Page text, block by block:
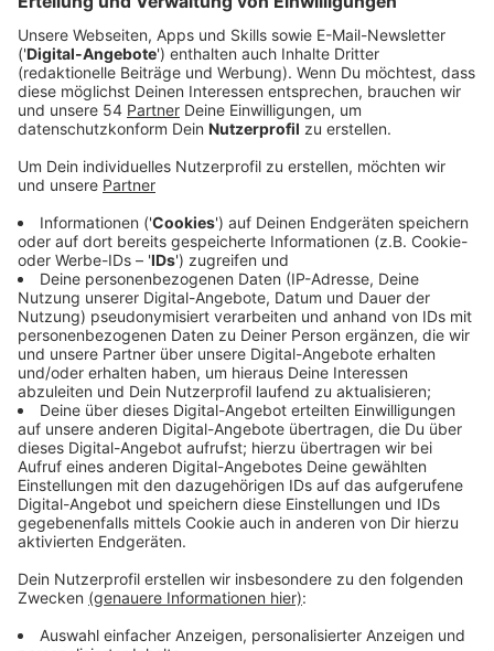
Mit dem neuen Song will die Band nach vorne blicken.
Es geht um die Schönheit des Neubeginns nach dem
Grau der letzten Wochen, Monate und Jahre. Über das
Gefühl, sich umarmen und gar nicht mehr loslassen zu
Entstanden ist der Song im Frühling 2022. "Wir als
positiv nach vorne geschaut hat", erzählt Sängerin
Stefanie Kloß. "Zu Beginn der Pandemie haben wir die
Wäbshow auf die Beine gestellt, live aus dem
Proberaum gesendet und so den Kontakt zu den Fans
gehalten. Jetzt, wo es wieder losgeht, merkt man,
dass es bei all diesen technischen Möglichkeiten, die
es heute gibt, immer noch ein ganz anderes Gefühl ist,
in echt bei- und miteinander zu sein. Sich bei einem
Konzert zu treffen, sich in die Augen zu sehen, all die
Emotionen der letzten zwei Jahre auszudrücken und
auf und vor der Bühne gemeinsam so schöne
Momente zu erleben."